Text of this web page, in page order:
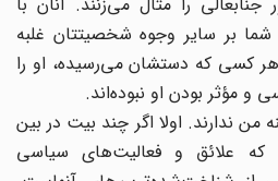
بر سایر وجوه شخصیتتان غلبه
کسی که دستشان می‌رسیده، او را
مؤثر بودن او نبوده‌اند.
ندارند. اولا اگر چند بیت در بین
که علائق و فعالیت‌های سیاسی